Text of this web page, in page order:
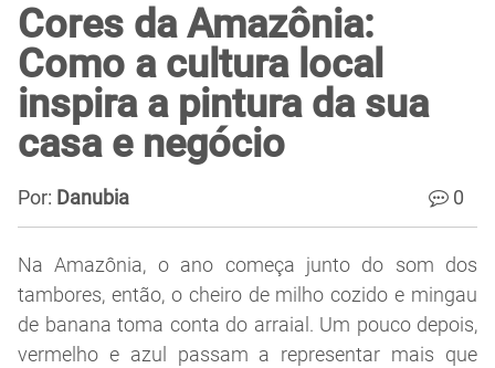
Cores da Amazônia:
Como a cultura local
inspira a pintura da sua
casa e negócio
Por: Danubia 0
Na Amazônia, o ano começa junto do som dos
tambores, então, o cheiro de milho cozido e mingau
de banana toma conta do arraial. Um pouco depois,
vermelho e azul passam a representar mais que